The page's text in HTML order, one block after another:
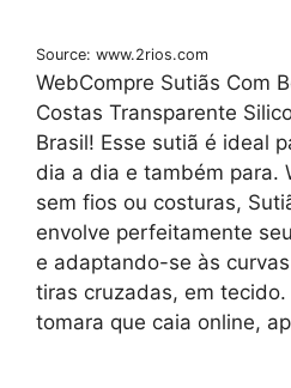
Source: www.2rios.com
WebCompre Sutiãs Com
Costas Transparente
Brasil! Esse sutiã é ideal
dia a dia e também para.
sem fios ou costuras,
envolve perfeitamente
e adaptando-se às
tiras cruzadas, em tecido.
tomara que caia online,